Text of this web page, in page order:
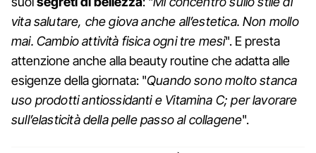
vita salutare, che giova anche all’estetica. Non mollo
mai. Cambio attività fisica ogni tre mesi". E presta
attenzione anche alla beauty routine che adatta alle
esigenze della giornata: "Quando sono molto stanca
uso prodotti antiossidanti e Vitamina C; per lavorare
sull’elasticità della pelle passo al collagene".